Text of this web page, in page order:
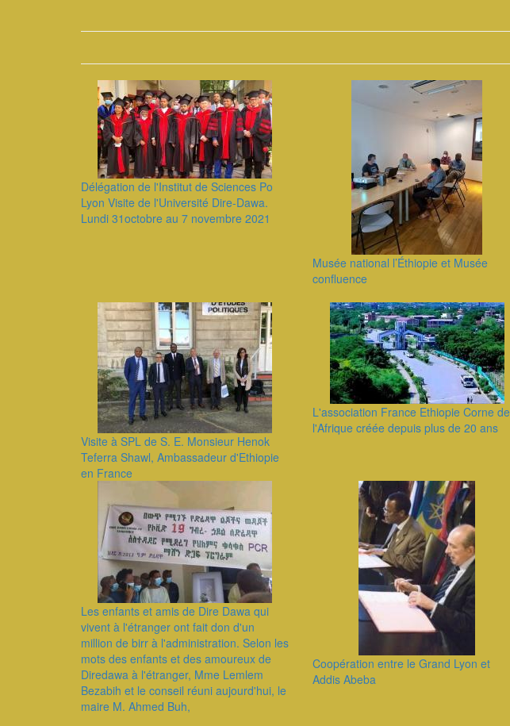
Délégation de l'Institut de Sciences Po
Lyon Visite de l'Université Dire-Dawa.
Lundi 31octobre au 7 novembre 2021
Musée national l’Éthiopie et Musée
confluence
Visite à SPL de S. E. Monsieur Henok
Teferra Shawl, Ambassadeur d'Ethiopie
en France
L'association France Ethiopie Corne de
l'Afrique créée depuis plus de 20 ans
Les enfants et amis de Dire Dawa qui
vivent à l'étranger ont fait don d'un
million de birr à l'administration. Selon les
mots des enfants et des amoureux de
Diredawa à l'étranger, Mme Lemlem
Bezabih et le conseil réuni aujourd'hui, le
maire M. Ahmed Buh,
Coopération entre le Grand Lyon et
Addis Abeba